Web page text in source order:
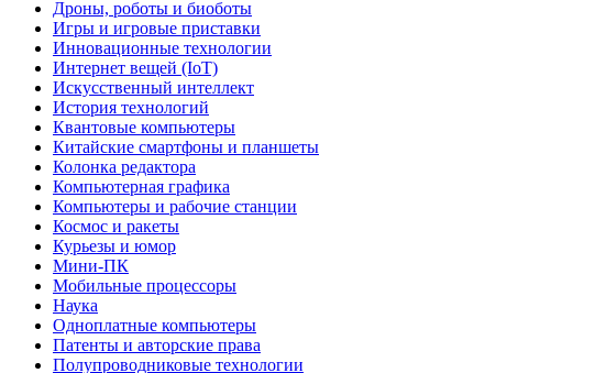
Дроны, роботы и биоботы
Игры и игровые приставки
Инновационные технологии
Интернет вещей (IoT)
Искусственный интеллект
История технологий
Квантовые компьютеры
Китайские смартфоны и планшеты
Колонка редактора
Компьютерная графика
Компьютеры и рабочие станции
Космос и ракеты
Курьезы и юмор
Мини-ПК
Мобильные процессоры
Наука
Одноплатные компьютеры
Патенты и авторские права
Полупроводниковые технологии